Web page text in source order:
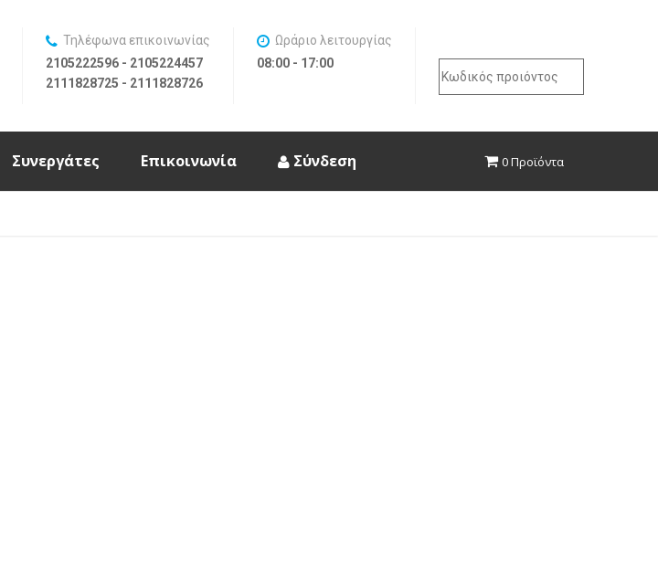
Τηλέφωνα επικοινωνίας
2105222596 - 2105224457
2111828725 - 2111828726
Ωράριο λειτουργίας
08:00 - 17:00
Search
for:
Συνεργάτες Επικοινωνία Σύνδεση 0 Προϊόντα